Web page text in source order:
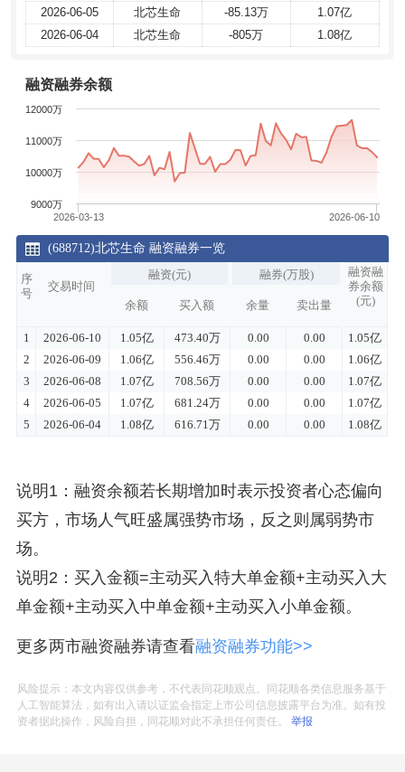
2026-06-05
北芯生命 -85.13万
1.07亿
2026-06-04
北芯生命 -805万 1.08亿
2026-06-05
北芯生命 -85.13万
1.07亿
2026-06-04
北芯生命 -805万 1.08亿
说明1：融资余额若长期增加时表示投资者心态偏向
买方，市场人气旺盛属强势市场，反之则属弱势市
场。
说明2：买入金额=主动买入特大单金额+主动买入大
单金额+主动买入中单金额+主动买入小单金额。
更多两市融资融券请查看融资融券功能>>
风险提示：本文内容仅供参考，不代表同花顺观点。同花顺各类信息服务基于
人工智能算法，如有出入请以证监会指定上市公司信息披露平台为准。如有投
资者据此操作，风险自担，同花顺对此不承担任何责任。举报